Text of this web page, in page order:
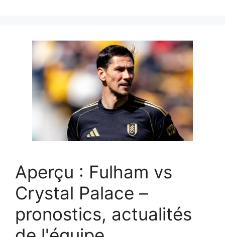
Aperçu : Fulham vs
Crystal Palace –
pronostics, actualités